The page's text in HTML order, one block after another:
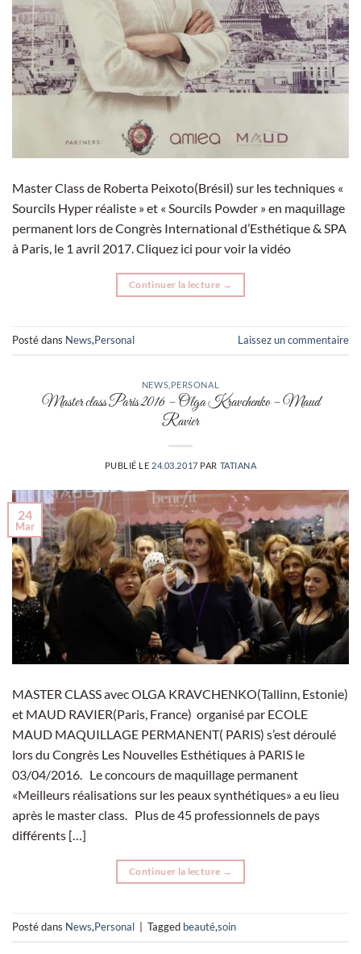
Master Class de Roberta Peixoto(Brésil) sur les techniques «
Sourcils Hyper réaliste » et « Sourcils Powder » en maquillage
permanent lors de Congrès International d’Esthétique & SPA
à Paris, le 1 avril 2017. Cliquez ici pour voir la vidéo
Continuer la lecture →
Posté dans News,Personal Laissez un commentaire
NEWS PERSONAL
Master class Paris 2016 – Olga Kravchenko – Maud
Ravier
PUBLIÉ LE 24.03.2017 PAR TATIANA
24
Mar
MASTER CLASS avec OLGA KRAVCHENKO(Tallinn, Estonie)
et MAUD RAVIER(Paris, France) organisé par ECOLE
MAUD MAQUILLAGE PERMANENT( PARIS) s’est déroulé
lors du Congrès Les Nouvelles Esthétiques à PARIS le
03/04/2016. Le concours de maquillage permanent
«Meilleurs réalisations sur les peaux synthétiques» a eu lieu
après le master class. Plus de 45 professionnels de pays
différents […]
Continuer la lecture →
Posté dans News,Personal Tagged beauté,soin